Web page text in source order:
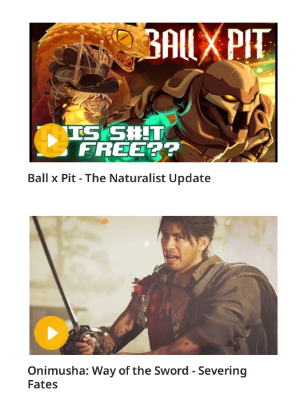
Ball x Pit - The Naturalist Update
Onimusha: Way of the Sword - Severing
Fates